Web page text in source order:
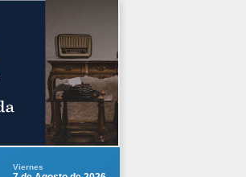
Viernes